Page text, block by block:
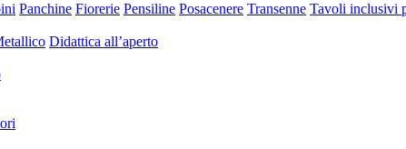
Panchine Fiorerie Pensiline Posacenere Transenne Tavoli inclusivi
Didattica all’aperto